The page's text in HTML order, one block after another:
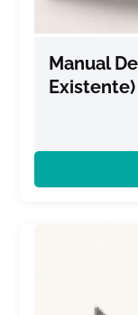
Manual
Existente)